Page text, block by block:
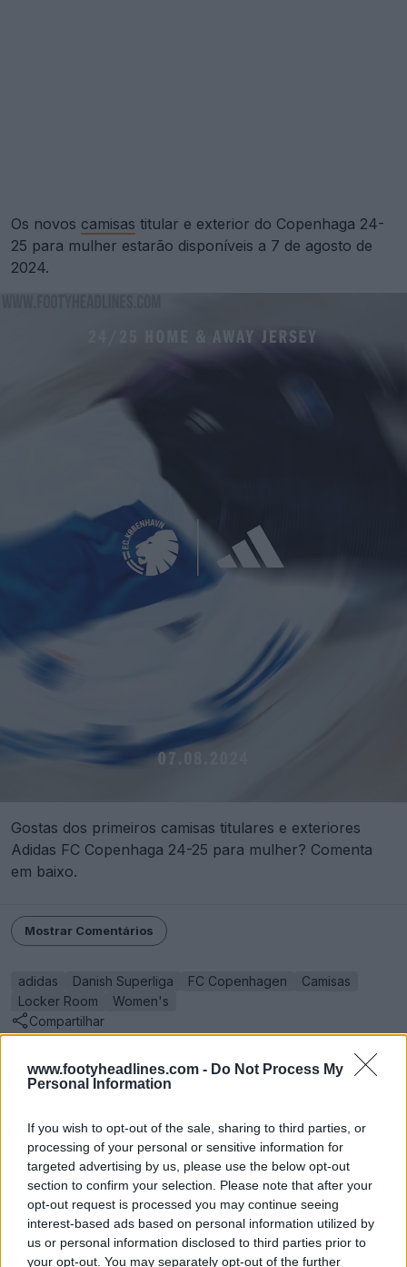
www.footyheadlines.com - Do Not Process My
Personal Information
If you wish to opt-out of the sale, sharing to third parties, or
processing of your personal or sensitive information for
targeted advertising by us, please use the below opt-out
section to confirm your selection. Please note that after your
opt-out request is processed you may continue seeing
interest-based ads based on personal information utilized by
us or personal information disclosed to third parties prior to
your opt-out. You may separately opt-out of the further
Os novos camisas titular e exterior do Copenhaga 24-
25 para mulher estarão disponíveis a 7 de agosto de
2024.
Gostas dos primeiros camisas titulares e exteriores
Adidas FC Copenhaga 24-25 para mulher? Comenta
em baixo.
Mostrar Comentários
adidas Danish Superliga FC Copenhagen
Camisas
Locker Room
Women's
Compartilhar